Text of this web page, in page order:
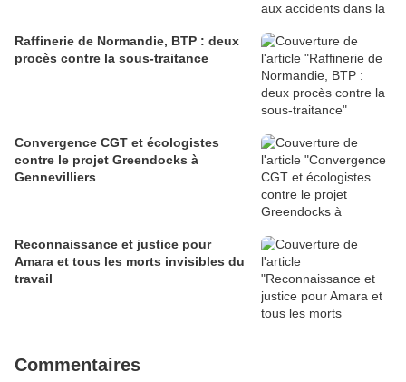
Raffinerie de Normandie, BTP : deux
procès contre la sous-traitance
Convergence CGT et écologistes
contre le projet Greendocks à
Gennevilliers
Reconnaissance et justice pour
Amara et tous les morts invisibles du
travail
Commentaires